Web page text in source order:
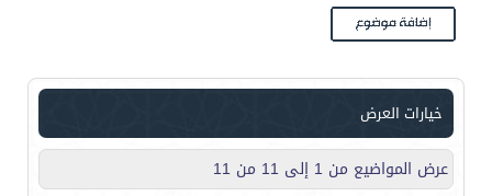
خيارات العرض
عرض المواضيع من 1 إلى 11 من 11